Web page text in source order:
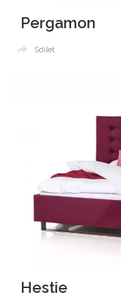
Pergamon
Sdílet
Hestie